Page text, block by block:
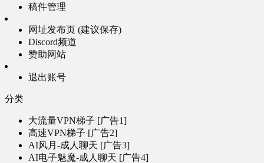
稿件管理
网址发布页 (建议保存)
Discord频道
赞助网站
退出账号
分类
大流量VPN梯子 [广告1]
高速VPN梯子 [广告2]
AI风月-成人聊天 [广告3]
AI电子魅魔-成人聊天 [广告4]